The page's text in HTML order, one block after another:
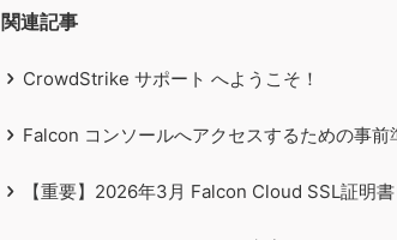
関連記事
CrowdStrike サポート へようこそ！
Falcon コンソールへアクセスするための事前
【重要】2026年3月 Falcon Cloud SSL証明